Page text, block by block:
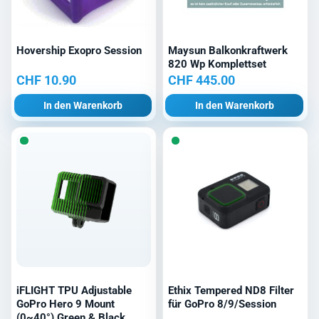
Hovership Exopro Session
CHF 10.90
In den Warenkorb
Maysun Balkonkraftwerk
820 Wp Komplettset
CHF445.00
In den Warenkorb
iFLIGHT TPU Adjustable
GoPro Hero 9 Mount
Ethix Tempered ND8 Filter
für GoPro 8/9/Session